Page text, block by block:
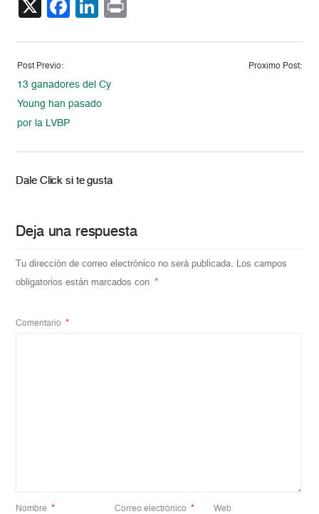
X Facebook
LinkedIn
Post Previo:
13 ganadores del Cy
Young han pasado
por la LVBP
Proximo Post:
Dale Click si te gusta
Deja una respuesta
Tu dirección de correo electrónico no será publicada. Los campos
obligatorios están marcados con *
Comentario *
Nombre * Correo electrónico * Web